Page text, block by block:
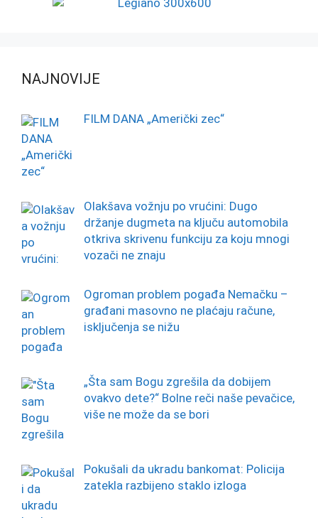
NAJNOVIJE
FILM DANA „Američki zec“
Olakšava vožnju po vrućini: Dugo
držanje dugmeta na ključu automobila
otkriva skrivenu funkciju za koju mnogi
vozači ne znaju
Ogroman problem pogađa Nemačku –
građani masovno ne plaćaju račune,
isključenja se nižu
„Šta sam Bogu zgrešila da dobijem
ovakvo dete?“ Bolne reči naše pevačice,
više ne može da se bori
Pokušali da ukradu bankomat: Policija
zatekla razbijeno staklo izloga